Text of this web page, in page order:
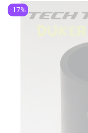
-17%